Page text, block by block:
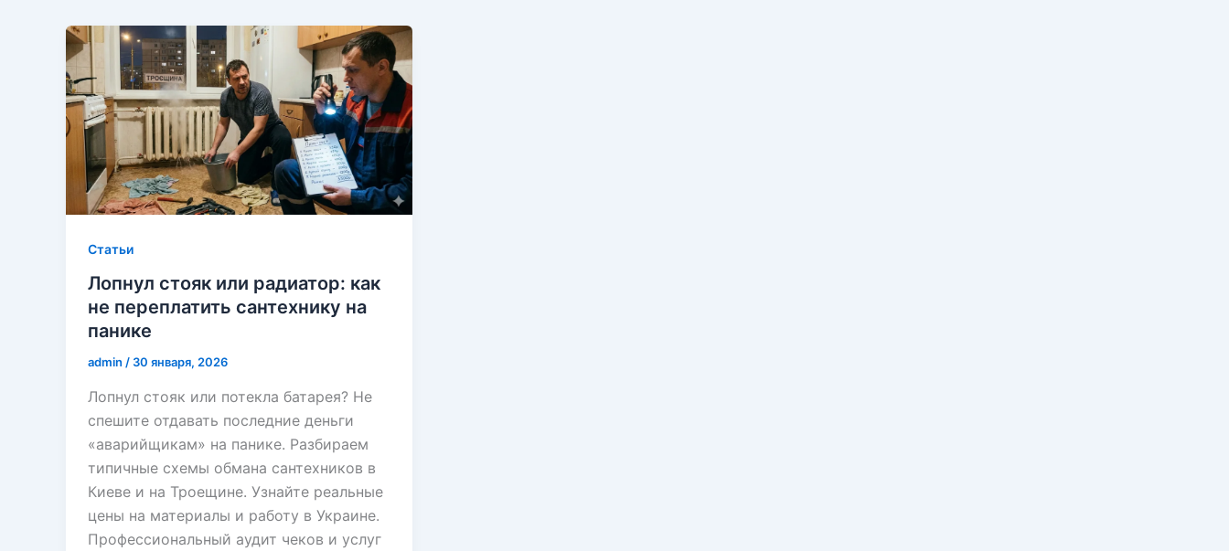
Cтатьи
Лопнул стояк или радиатор: как
не переплатить сантехнику на
панике
admin / 30 января, 2026
Лопнул стояк или потекла батарея? Не
спешите отдавать последние деньги
«аварийщикам» на панике. Разбираем
типичные схемы обмана сантехников в
Киеве и на Троещине. Узнайте реальные
цены на материалы и работу в Украине.
Профессиональный аудит чеков и услуг